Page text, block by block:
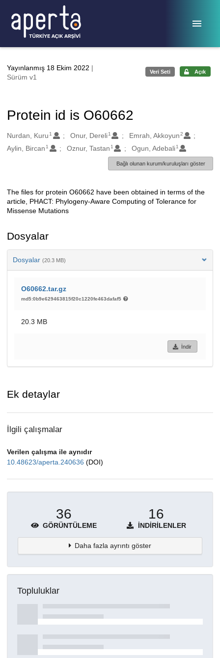
Yayınlanmış 18 Ekim 2022 |
Sürüm v1
Veri Seti Açık
Protein id is O60662
Oluşturanlar
Nurdan, Kuru 1 Onur, Dereli 1 Emrah, Akkoyun2
Aylin, Bircan 1 Oznur, Tastan 1 Ogun, Adebali 1
Bağlı olunan kurum/kuruluşları göster
Açıklama
The files for protein O60662 have been obtained in terms of the
article, PHACT: Phylogeny-Aware Computing of Tolerance for
Missense Mutations
Dosyalar
Dosyalar (20.3 MB)
O60662.tar.gz
md5:0b9e629463815f20c1220fe463dafaf5
20.3 MB
İndir
Ek detaylar
İlgili çalışmalar
Verilen çalışma ile aynıdır
10.48623/aperta.240636 (DOI)
36
GÖRÜNTÜLEME
16
İNDIRILENLER
Daha fazla ayrıntı göster
Topluluklar